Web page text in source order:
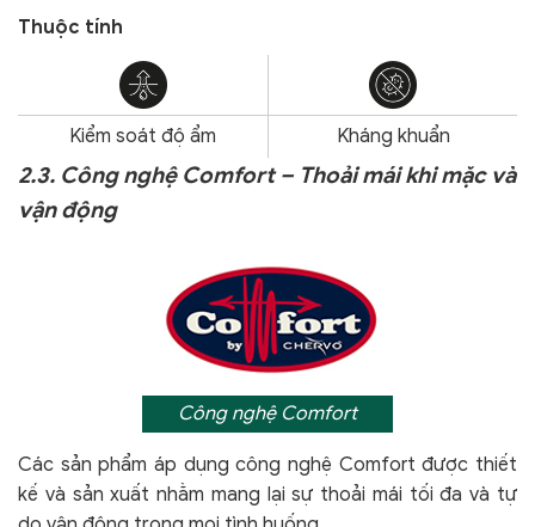
Thuộc tính
Kiểm soát độ ẩm Kháng khuẩn
2.3. Công nghệ Comfort – Thoải mái khi mặc và
vận động
Công nghệ Comfort
Các sản phẩm áp dụng công nghệ Comfortđược thiết
kế và sản xuất nhằm mang lại sự thoải mái tối đa và tự